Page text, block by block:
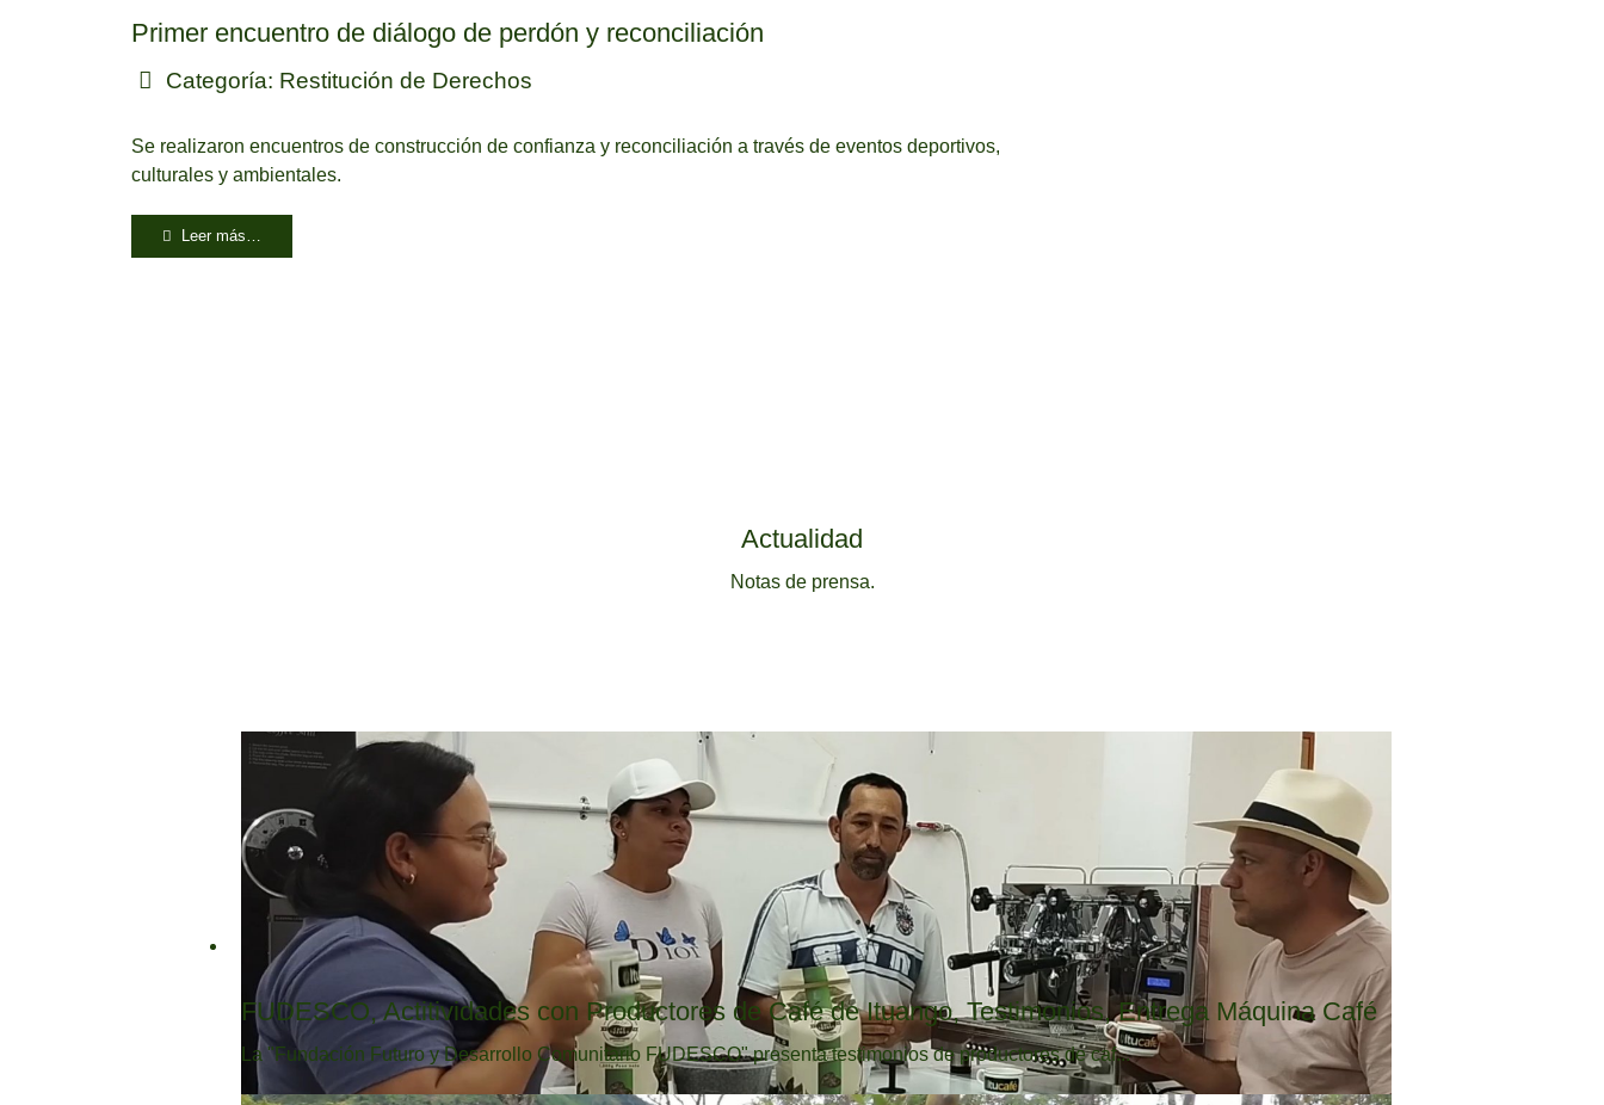
Primer encuentro de diálogo de perdón y reconciliación
Categoría: Restitución de Derechos
Se realizaron encuentros de construcción de confianza y reconciliación a través de eventos deportivos,
culturales y ambientales.
Leer más…
Actualidad
Notas de prensa.
FUDESCO, Actitividades con Productores de Café de Ituango, Testimonios, Entrega Máquina Café
La "Fundación Futuro y Desarrollo Comunitario FUDESCO" presenta testimonios de productores de caf...